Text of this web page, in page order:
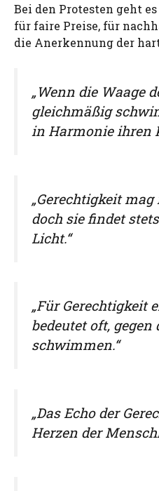
Bei den Protesten geht
für faire Preise, für
die Anerkennung der
„Wenn die Waage
gleichmäßig
in Harmonie ihren
„Gerechtigkeit
doch sie findet
Licht.“
„Für Gerechtigkeit
bedeutet oft,
schwimmen.“
„Das Echo der
Herzen der